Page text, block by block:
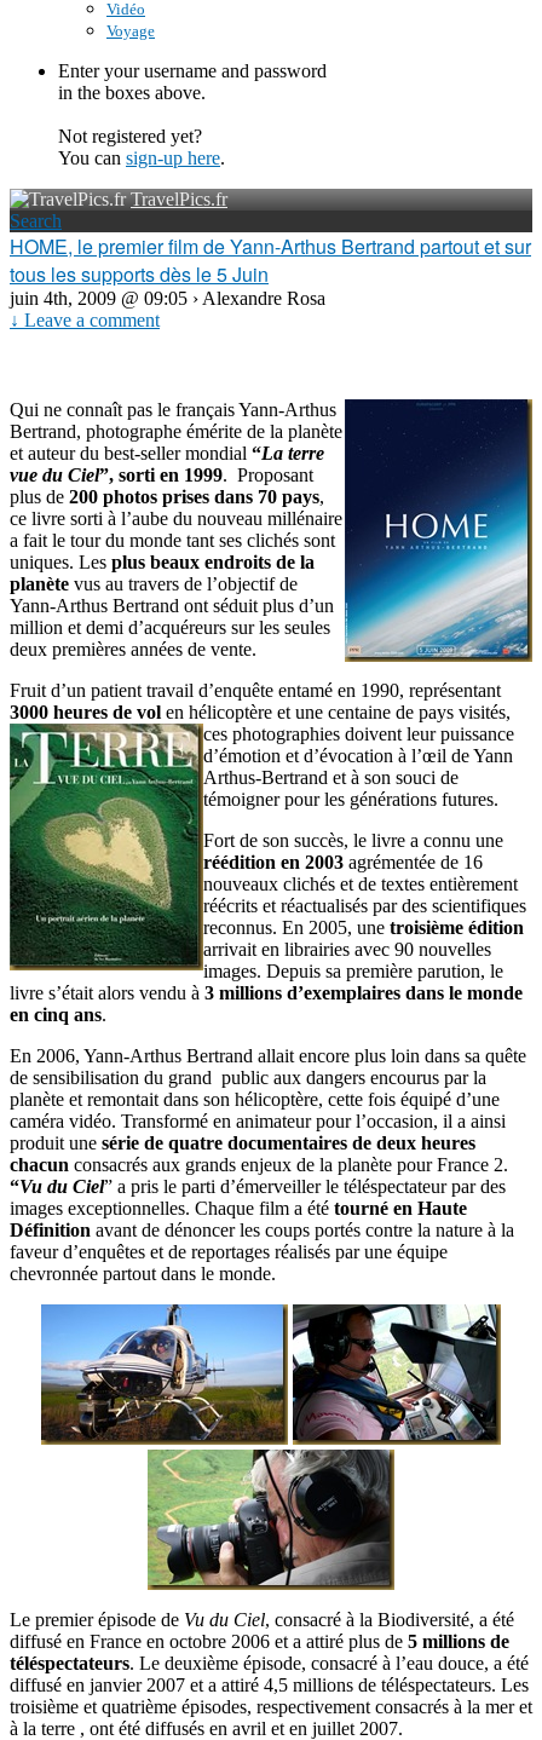
Vidéo
Voyage
Enter your username and password
in the boxes above.
Not registered yet?
You can sign-up here.
TravelPics.fr
Search
HOME, le premier film de Yann-Arthus Bertrand partout et sur
tous les supports dès le 5 Juin
juin 4th, 2009 @ 09:05 › Alexandre Rosa
↓ Leave a comment
Qui ne connaît pas le français Yann-Arthus
Bertrand, photographe émérite de la planète
et auteur du best-seller mondial “La terre
vue du Ciel”, sorti en 1999. Proposant
plus de 200 photos prises dans 70 pays,
ce livre sorti à l’aube du nouveau millénaire
a fait le tour du monde tant ses clichés sont
uniques. Les plus beaux endroits de la
planète vus au travers de l’objectif de
Yann-Arthus Bertrand ont séduit plus d’un
million et demi d’acquéreurs sur les seules
deux premières années de vente.
Fruit d’un patient travail d’enquête entamé en 1990, représentant
3000 heures de vol en hélicoptère et une centaine de pays visités,
ces photographies doivent leur puissance
d’émotion et d’évocation à l’œil de Yann
Arthus-Bertrand et à son souci de
témoigner pour les générations futures.
Fort de son succès, le livre a connu une
réédition en 2003 agrémentée de 16
nouveaux clichés et de textes entièrement
réécrits et réactualisés par des scientifiques
reconnus. En 2005, une troisième édition
arrivait en librairies avec 90 nouvelles
images. Depuis sa première parution, le
livre s’était alors vendu à 3 millions d’exemplaires dans le monde
en cinq ans.
En 2006, Yann-Arthus Bertrand allait encore plus loin dans sa quête
de sensibilisation du grand public aux dangers encourus par la
planète et remontait dans son hélicoptère, cette fois équipé d’une
caméra vidéo. Transformé en animateur pour l’occasion, il a ainsi
produit une série de quatre documentaires de deux heures
chacun consacrés aux grands enjeux de la planète pour France 2.
“Vu du Ciel” a pris le parti d’émerveiller le téléspectateur par des
images exceptionnelles. Chaque film a été tourné en Haute
Définition avant de dénoncer les coups portés contre la nature à la
faveur d’enquêtes et de reportages réalisés par une équipe
chevronnée partout dans le monde.
Le premier épisode de Vu du Ciel, consacré à la Biodiversité, a été
diffusé en France en octobre 2006 et a attiré plus de 5 millions de
téléspectateurs. Le deuxième épisode, consacré à l’eau douce, a été
diffusé en janvier 2007 et a attiré 4,5 millions de téléspectateurs. Les
troisième et quatrième épisodes, respectivement consacrés à la mer et
à la terre , ont été diffusés en avril et en juillet 2007.